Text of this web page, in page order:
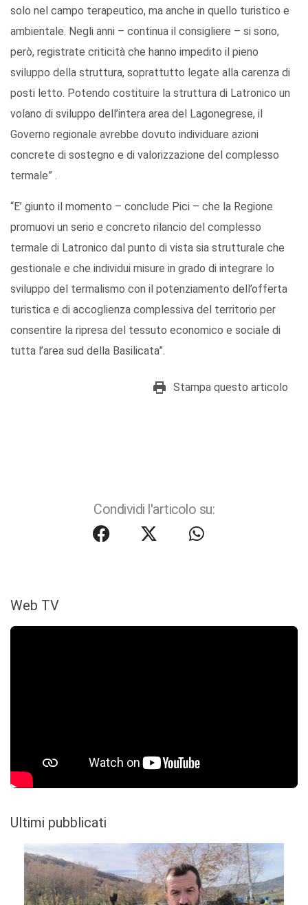
solo nel campo terapeutico, ma anche in quello turistico e
ambientale. Negli anni – continua il consigliere – si sono,
però, registrate criticità che hanno impedito il pieno
sviluppo della struttura, soprattutto legate alla carenza di
posti letto. Potendo costituire la struttura di Latronico un
volano di sviluppo dell’intera area del Lagonegrese, il
Governo regionale avrebbe dovuto individuare azioni
concrete di sostegno e di valorizzazione del complesso
termale” .
“E’ giunto il momento – conclude Pici – che la Regione
promuovi un serio e concreto rilancio del complesso
termale di Latronico dal punto di vista sia strutturale che
gestionale e che individui misure in grado di integrare lo
sviluppo del termalismo con il potenziamento dell’offerta
turistica e di accoglienza complessiva del territorio per
consentire la ripresa del tessuto economico e sociale di
tutta l’area sud della Basilicata”.
Stampa questo articolo
Condividi l'articolo su:
Web TV
Ultimi pubblicati